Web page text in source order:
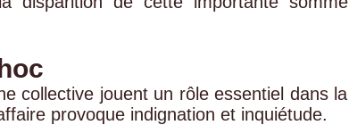
collective jouent un rôle essentiel dans la
provoque indignation et inquiétude.